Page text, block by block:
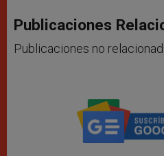
Publicaciones
Publicaciones no